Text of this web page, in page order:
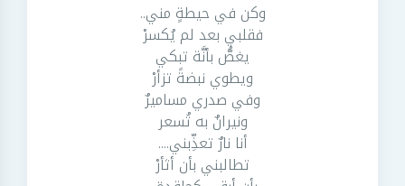
وكن في حيطةٍ مني..
فقلبي بعد لم يُكسرْ
يغصُّ بأنَّة تبكي
ويطوي نبضةً تزأرْ
وفي صدري مساميرٌ
ونيرانٌ به تُسعر
أنا نارٌ تعذِّبني....
تطالبني بأن أثأرْ